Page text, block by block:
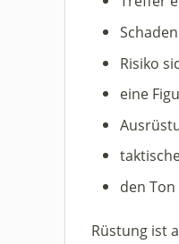
Risiko
eine
den
Rüstung ist